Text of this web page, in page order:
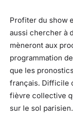
Profiter du show
aussi chercher à
mèneront aux
programmation
que les
français. Difficile
fièvre collective
sur le sol parisien.